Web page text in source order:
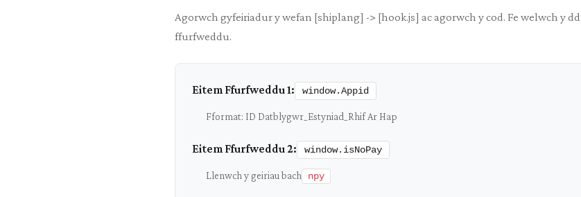
Agorwch gyfeiriadur y wefan [shiplang] -> [hook.js] ac agorwch y cod. Fe welwch y
ffurfweddu.
Eitem Ffurfweddu 1: window.Appid
Fformat: ID Datblygwr_Estyniad_Rhif Ar Hap
Eitem Ffurfweddu 2: window.isNoPay
Llenwch y geiriau bach npy